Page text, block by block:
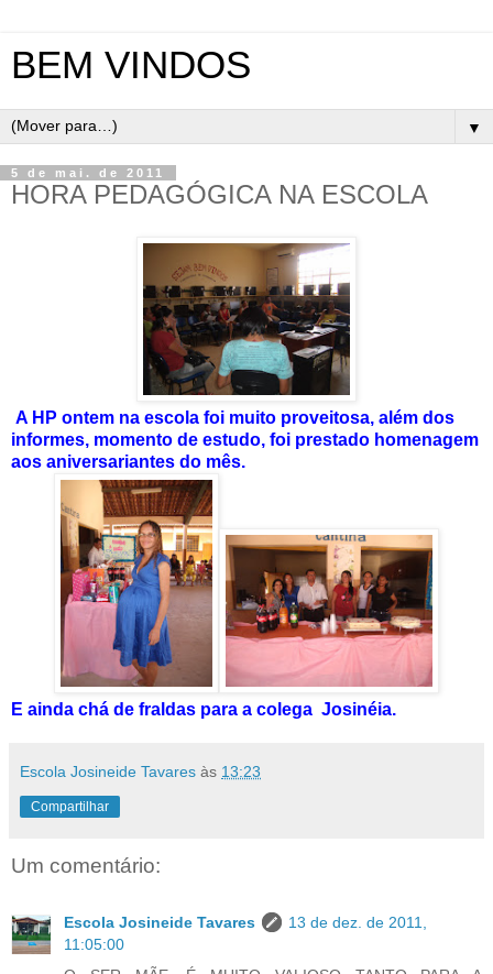
BEM VINDOS
▼
5 de mai. de 2011
HORA PEDAGÓGICA NA ESCOLA
A HP ontem na escola foi muito proveitosa, além dos
informes, momento de estudo, foi prestado homenagem
aos aniversariantes do mês.
E ainda chá de fraldas para a colega Josinéia.
Escola Josineide Tavares às 13:23
Compartilhar
Um comentário:
Escola Josineide Tavares
13 de dez. de 2011,
11:05:00